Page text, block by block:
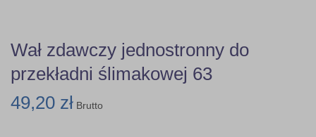
Wał zdawczy jednostronny do
przekładni ślimakowej 63
49,20 zł Brutto